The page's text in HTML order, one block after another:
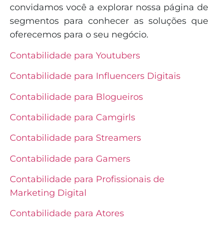
convidamos você a explorar nossa página de
segmentos para conhecer as soluções que
oferecemos para o seu negócio.
Contabilidade para Youtubers
Contabilidade para Influencers Digitais
Contabilidade para Blogueiros
Contabilidade para Camgirls
Contabilidade para Streamers
Contabilidade para Gamers
Contabilidade para Profissionais de
Marketing Digital
Contabilidade para Atores